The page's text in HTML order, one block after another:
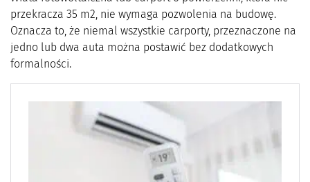
przekracza 35 m2, nie wymaga pozwolenia na budowę.
Oznacza to, że niemal wszystkie carporty, przeznaczone na
jedno lub dwa auta można postawić bez dodatkowych
formalności.